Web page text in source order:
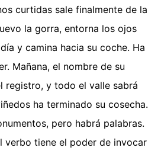
curtidas sale finalmente de la
la gorra, entorna los ojos
y camina hacia su coche. Ha
Mañana, el nombre de su
registro, y todo el valle sabrá
ha terminado su cosecha.
pero habrá palabras.
verbo tiene el poder de invocar